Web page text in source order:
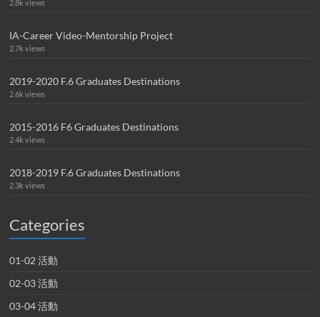
2.8k views
IA-Career Video-Mentorship Project
2.7k views
2019-2020 F.6 Graduates Destinations
2.6k views
2015-2016 F6 Graduates Destinations
2.4k views
2018-2019 F.6 Graduates Destinations
2.3k views
Categories
01-02 活動
02-03 活動
03-04 活動